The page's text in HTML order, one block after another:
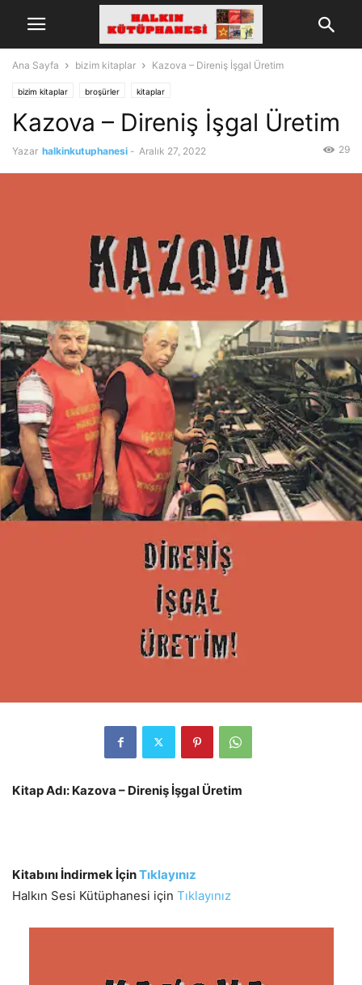
Ana Sayfa bizim kitaplar Kazova – Direniş İşgal Üretim
bizim kitaplar broşürler kitaplar
Kazova – Direniş İşgal Üretim
Yazar halkinkutuphanesi - Aralık 27, 2022 29
Kitap Adı: Kazova – Direniş İşgal Üretim
Kitabını İndirmek İçinTıklayınız
Halkın Sesi Kütüphanesi için Tıklayınız